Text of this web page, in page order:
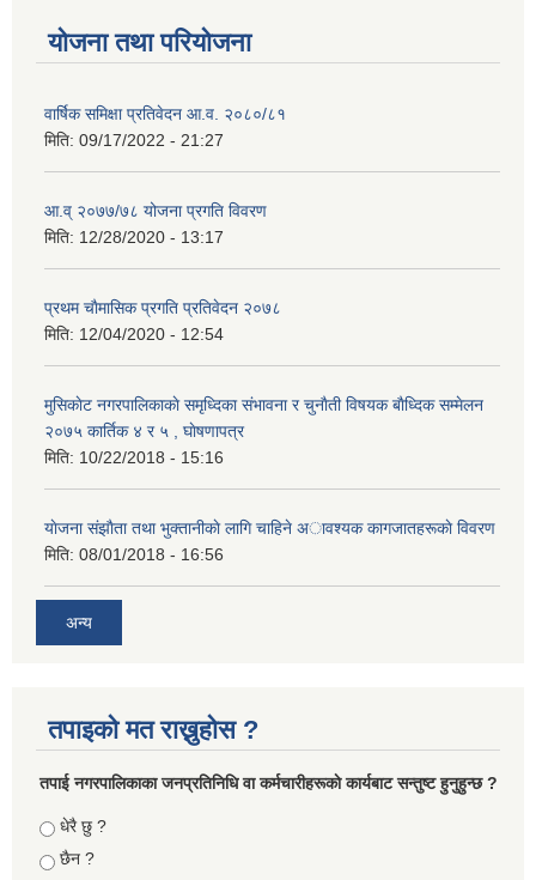
योजना तथा परियोजना
वार्षिक समिक्षा प्रतिवेदन आ.व. २०८०/८१
मिति: 09/17/2022 - 21:27
आ.व् २०७७/७८ योजना प्रगति विवरण
मिति: 12/28/2020 - 13:17
प्रथम चाैमासिक प्रगति प्रतिवेदन २०७८
मिति: 12/04/2020 - 12:54
मुसिकाेट नगरपालिकाकाे समृध्दिका संभावना र चुनाैती विषयक बाैध्दिक सम्मेलन
२०७५ कार्तिक ४ र ५ , घाेषणापत्र
मिति: 10/22/2018 - 15:16
याेजना संझाैता तथा भुक्तानीकाे लागि चाहिने अावश्यक कागजातहरूकाे विवरण
मिति: 08/01/2018 - 16:56
अन्य
तपाइको मत राख्नुहोस ?
तपा‌ई नगरपालिकाका जनप्रतिनिधि वा कर्मचारीहरूकाे कार्यबाट सन्तुष्ट हुनुहुन्छ ?
Choices
धेरै छु ?
छैन ?